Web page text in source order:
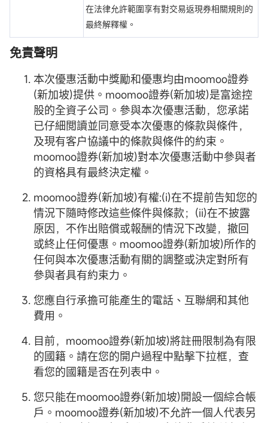
在法律允許範圍享有對交易返現券相關規則的
最終解釋權。
免責聲明
本次優惠活動中獎勵和優惠均由moomoo證券
(新加坡)提供。moomoo證券(新加坡)是富途控
股的全資子公司。參與本次優惠活動，您承諾
已仔細閲讀並同意受本次優惠的條款與條件，
及現有客户協議中的條款與條件的約束。
moomoo證券(新加坡)對本次優惠活動中參與者
的資格具有最終決定權。
moomoo證券(新加坡)有權:(i)在不提前告知您的
情況下隨時修改這些條件與條款；(ii)在不披露
原因，不作出賠償或報酬的情況下改變，撤回
或終止任何優惠。moomoo證券(新加坡)所作的
任何與本次優惠活動有關的調整或決定對所有
參與者具有約束力。
您應自行承擔可能產生的電話、互聯網和其他
費用。
目前，moomoo證券(新加坡)將註冊限制為有限
的國籍。請在您的開户過程中點擊下拉框，查
看您的國籍是否在列表中。
您只能在moomoo證券(新加坡)開設一個綜合帳
戶。moomoo證券(新加坡)不允許一個人代表另